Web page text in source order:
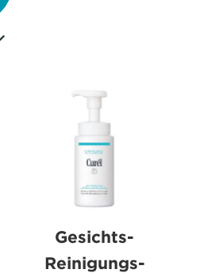
Gesichts-
Reinigungs-